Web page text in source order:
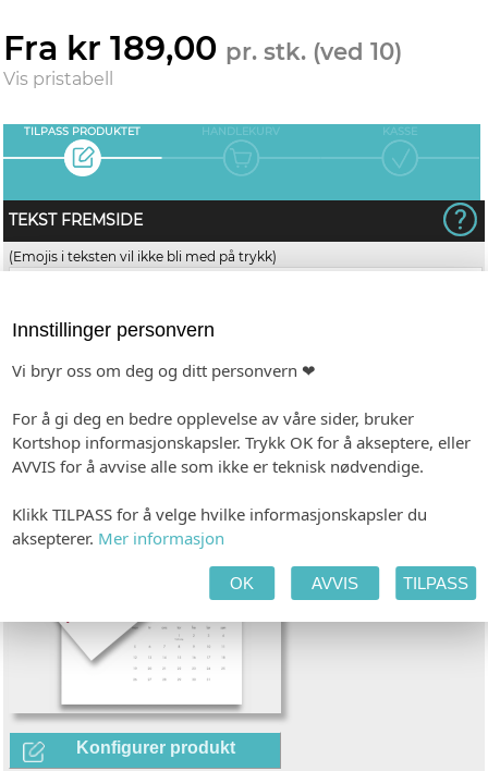
Fra kr 189,00 pr. stk. (ved 10)
Vis pristabell
TILPASS PRODUKTET HANDLEKURV KASSE
TEKST FREMSIDE
(Emojis i teksten vil ikke bli med på trykk)
KALENDER
Konfigurer produkt
Innstillinger personvern
Vi bryr oss om deg og ditt personvern ❤
For å gi deg en bedre opplevelse av våre sider, bruker
Kortshop informasjonskapsler. Trykk OK for å akseptere, eller
AVVIS for å avvise alle som ikke er teknisk nødvendige.
Klikk TILPASS for å velge hvilke informasjonskapsler du
aksepterer. Mer informasjon
OK AVVIS TILPASS